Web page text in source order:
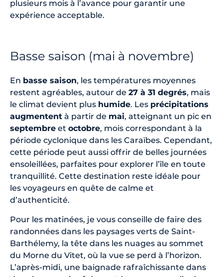
plusieurs mois à l’avance pour garantir une
expérience acceptable.
Basse saison (mai à novembre)
En basse saison, les températures moyennes
restent agréables, autour de 27 à 31 degrés, mais
le climat devient plus humide. Les précipitations
augmentent à partir de mai, atteignant un pic en
septembre et octobre, mois correspondant à la
période cyclonique dans les Caraïbes. Cependant,
cette période peut aussi offrir de belles journées
ensoleillées, parfaites pour explorer l’île en toute
tranquillité. Cette destination reste idéale pour
les voyageurs en quête de calme et
d’authenticité.
Pour les matinées, je vous conseille de faire des
randonnées dans les paysages verts de Saint-
Barthélemy, la tête dans les nuages au sommet
du Morne du Vitet, où la vue se perd à l’horizon.
L’après-midi, une baignade rafraîchissante dans